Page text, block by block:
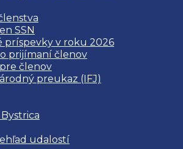
SSN
príspevky v roku 2026
o prijímaní členov
členov
preukaz (IFJ)
udalostí